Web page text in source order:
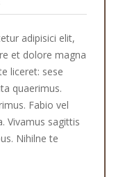
adipisici elit,
et dolore magna
liceret: sese
quaerimus.
Fabio vel
Vivamus sagittis
Nihilne te